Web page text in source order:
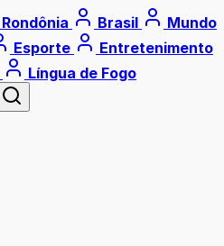
Rondônia Brasil
Mundo
Esporte
Entretenimento
Língua de Fogo